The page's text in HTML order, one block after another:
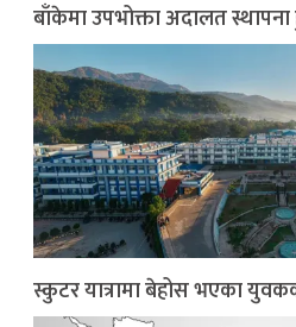
बाँकेमा उपभोक्ता अदालत स्थापना
स्कुटर यात्रामा बेहोस भएका